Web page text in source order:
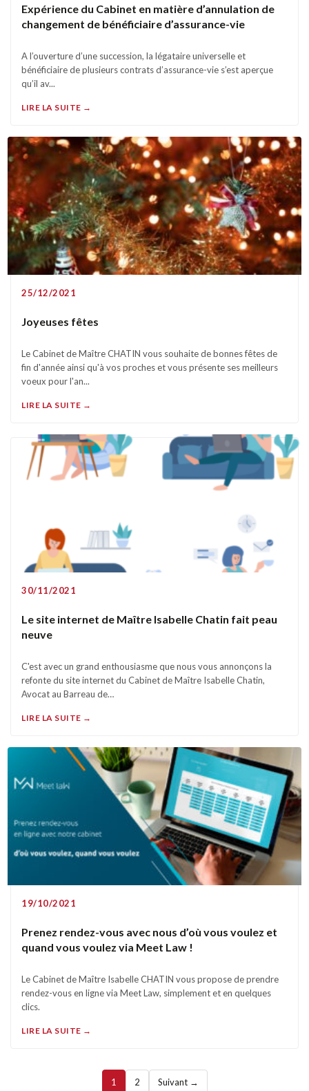
Expérience du Cabinet en matière d’annulation de
changement de bénéficiaire d’assurance-vie
A l’ouverture d’une succession, la légataire universelle et
bénéficiaire de plusieurs contrats d’assurance-vie s’est aperçue
qu’il av...
LIRE LA SUITE →
25/12/2021
Joyeuses fêtes
Le Cabinet de Maître CHATIN vous souhaite de bonnes fêtes de
fin d'année ainsi qu'à vos proches et vous présente ses meilleurs
voeux pour l'an...
LIRE LA SUITE →
30/11/2021
Le site internet de Maître Isabelle Chatin fait peau
neuve
C'est avec un grand enthousiasme que nous vous annonçons la
refonte du site internet du Cabinet de Maître Isabelle Chatin,
Avocat au Barreau de…
LIRE LA SUITE →
19/10/2021
Prenez rendez-vous avec nous d’où vous voulez et
quand vous voulez via Meet Law !
Le Cabinet de Maître Isabelle CHATIN vous propose de prendre
rendez-vous en ligne via Meet Law, simplement et en quelques
clics.
LIRE LA SUITE →
1 2 Suivant →